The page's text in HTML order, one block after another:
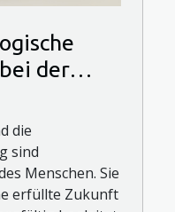
der
und -
die
sind
Menschen. Sie
erfüllte Zukunft